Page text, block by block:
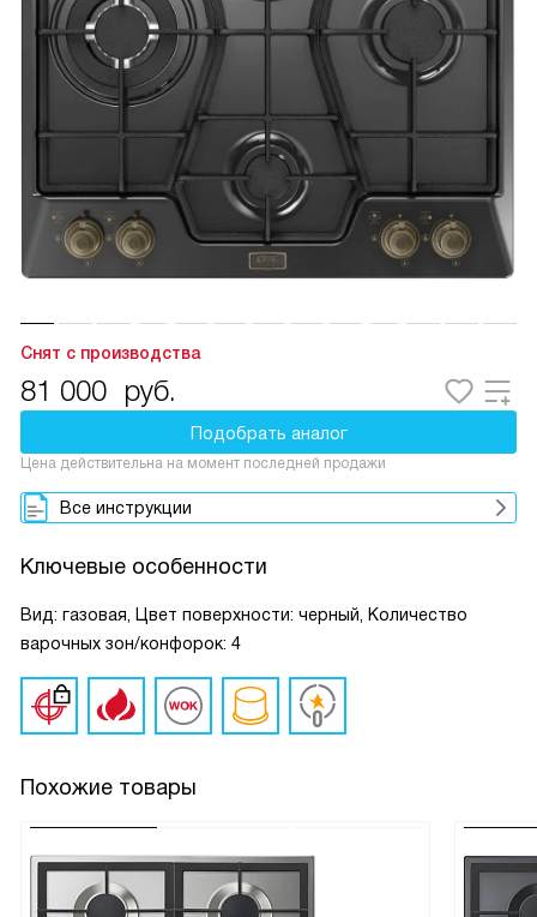
Снят с производства
81 000 руб.
Подобрать аналог
Цена действительна на момент последней продажи
Все инструкции
Ключевые особенности
Вид: газовая, Цвет поверхности: черный, Количество
варочных зон/конфорок: 4
Похожие товары